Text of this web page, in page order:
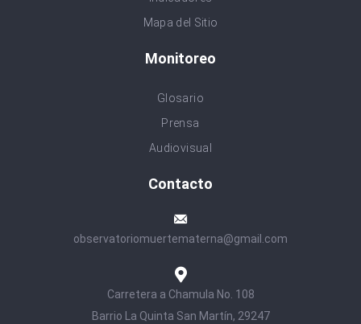
Mapa del Sitio
Monitoreo
Glosario
Prensa
Audiovisual
Contacto
observatoriomuertematerna@gmail.com
Carretera a Chamula No. 108
Barrio La Quinta San Martín, 29247